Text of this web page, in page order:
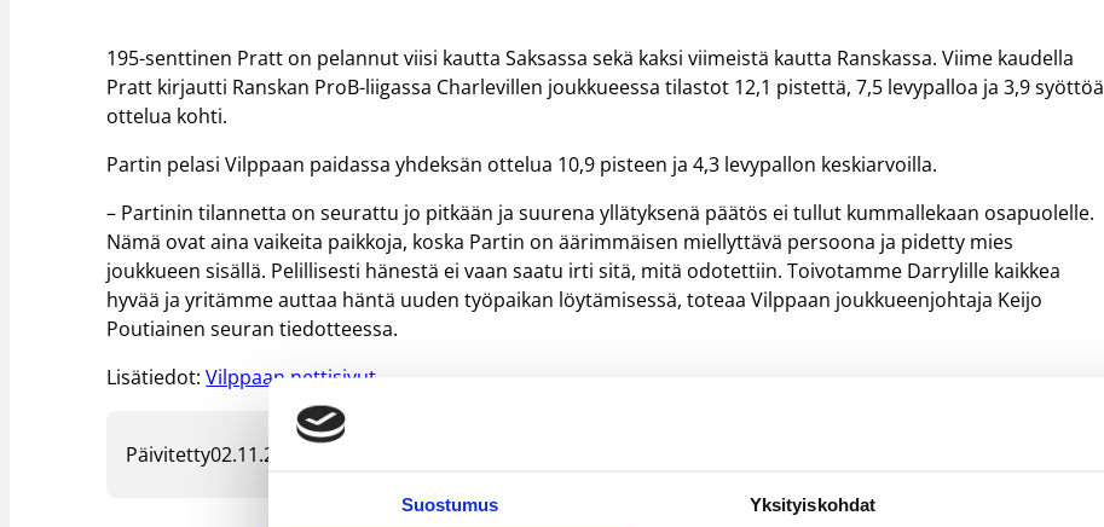
Suostumus Yksityiskohdat
195-senttinen Pratt on pelannut viisi kautta Saksassa sekä kaksi viimeistä kautta Ranskassa. Viime kaudella
Pratt kirjautti Ranskan ProB-liigassa Charlevillen joukkueessa tilastot 12,1 pistettä, 7,5 levypalloa ja 3,9 syöttöä
ottelua kohti.
Partin pelasi Vilppaan paidassa yhdeksän ottelua 10,9 pisteen ja 4,3 levypallon keskiarvoilla.
– Partinin tilannetta on seurattu jo pitkään ja suurena yllätyksenä päätös ei tullut kummallekaan osapuolelle.
Nämä ovat aina vaikeita paikkoja, koska Partin on äärimmäisen miellyttävä persoona ja pidetty mies
joukkueen sisällä. Pelillisesti hänestä ei vaan saatu irti sitä, mitä odotettiin. Toivotamme Darrylille kaikkea
hyvää ja yritämme auttaa häntä uuden työpaikan löytämisessä, toteaa Vilppaan joukkueenjohtaja Keijo
Poutiainen seuran tiedotteessa.
Lisätiedot:Vilppaan nettisivut
Päivitetty02.11.2015